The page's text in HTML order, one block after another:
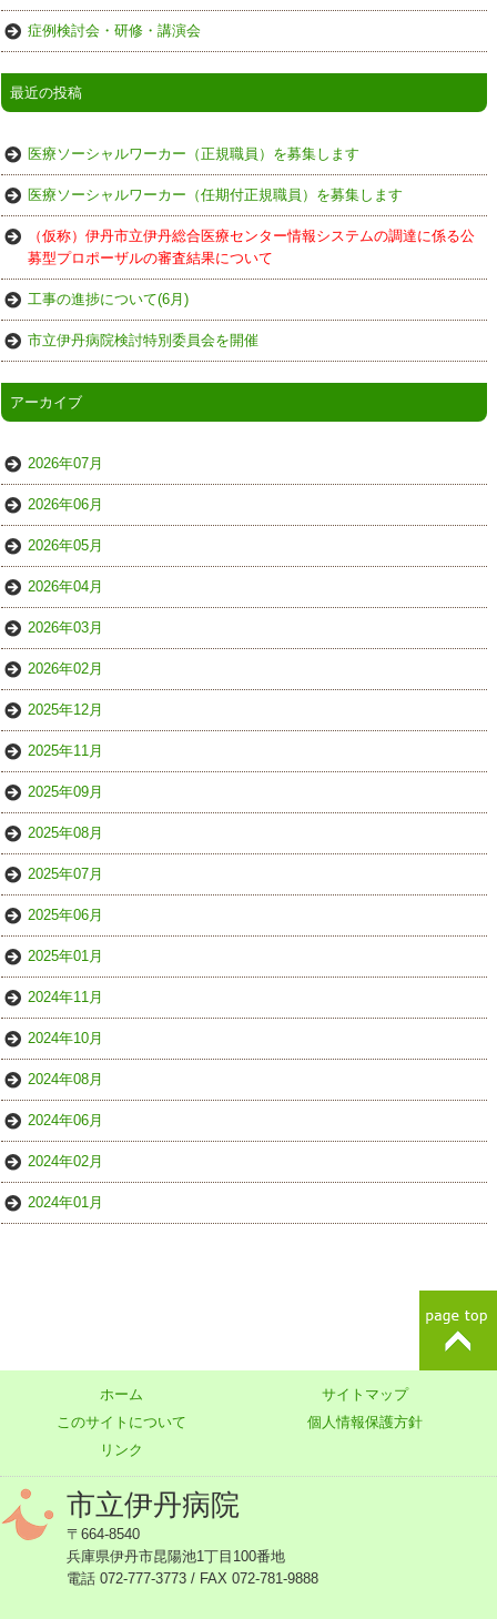
症例検討会・研修・講演会
最近の投稿
医療ソーシャルワーカー（正規職員）を募集します
医療ソーシャルワーカー（任期付正規職員）を募集します
（仮称）伊丹市立伊丹総合医療センター情報システムの調達に係る公
募型プロポーザルの審査結果について
工事の進捗について(6月)
市立伊丹病院検討特別委員会を開催
アーカイブ
2026年07月
2026年06月
2026年05月
2026年04月
2026年03月
2026年02月
2025年12月
2025年11月
2025年09月
2025年08月
2025年07月
2025年06月
2025年01月
2024年11月
2024年10月
2024年08月
2024年06月
2024年02月
2024年01月
ホーム
サイトマップ
このサイトについて
個人情報保護方針
リンク
市立伊丹病院
〒664-8540
兵庫県伊丹市昆陽池1丁目100番地
電話 072-777-3773 / FAX 072-781-9888